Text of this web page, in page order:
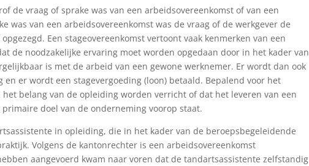
de vraag of sprake was van een arbeidsovereenkomst of van een
was van een arbeidsovereenkomst was de vraag of de werkgever de
Een stageovereenkomst vertoont vaak kenmerken van een
de noodzakelijke ervaring moet worden opgedaan door in het kader van
is met de arbeid van een gewone werknemer. Er wordt dan ook
er wordt een stagevergoeding (loon) betaald. Bepalend voor het
belang van de opleiding worden verricht of dat het leveren van een
doel van de onderneming voorop staat.
in opleiding, die in het kader van de beroepsbegeleidende
Volgens de kantonrechter is een arbeidsovereenkomst
aangevoerd kwam naar voren dat de tandartsassistente zelfstandig